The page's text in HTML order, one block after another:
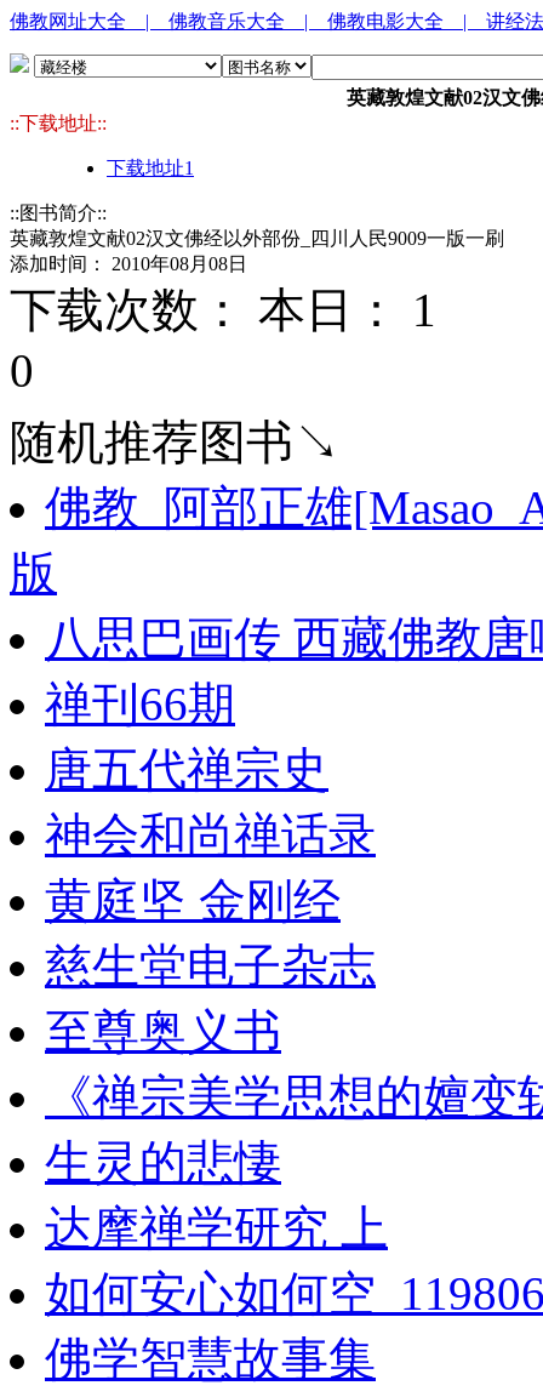
佛教网址大全 | 佛教音乐大全 | 佛教电影大全 | 讲经
英藏敦煌文献02汉文
::下载地址::
下载地址1
::图书简介::
英藏敦煌文献02汉文佛经以外部份_四川人民9009一版一刷
添加时间： 2010年08月08日
下载次数： 本日： 1
0
随机推荐图书↘
佛教_阿部正雄
版
八思巴画传 西藏佛教
禅刊66期
唐五代禅宗史
神会和尚禅话录
黄庭坚 金刚经
慈生堂电子杂志
至尊奥义书
《禅宗美学思想的嬗变
生灵的悲悽
达摩禅学研究 上
如何安心如何空
佛学智慧故事集